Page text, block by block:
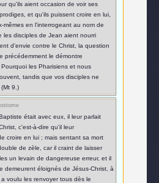
qu'ils aient occasion de voir ses
et qu'ils puissent croire en lui,
mêmes en l'interrogeant au nom de
les disciples de Jean aient nourri
d'envie contre le Christ, la question
précédemment le démontre
les Pharisiens et nous
tandis que vos disciples ne
9.)
était avec eux, il leur parlait
c'est-à-dire qu'il leur
croire en lui ; mais sentant sa mort
de zèle, car il craint de laisser
un levain de dangereuse erreur, et il
demeurent éloignés de Jésus-Christ, à
voulu les renvoyer tous dès le